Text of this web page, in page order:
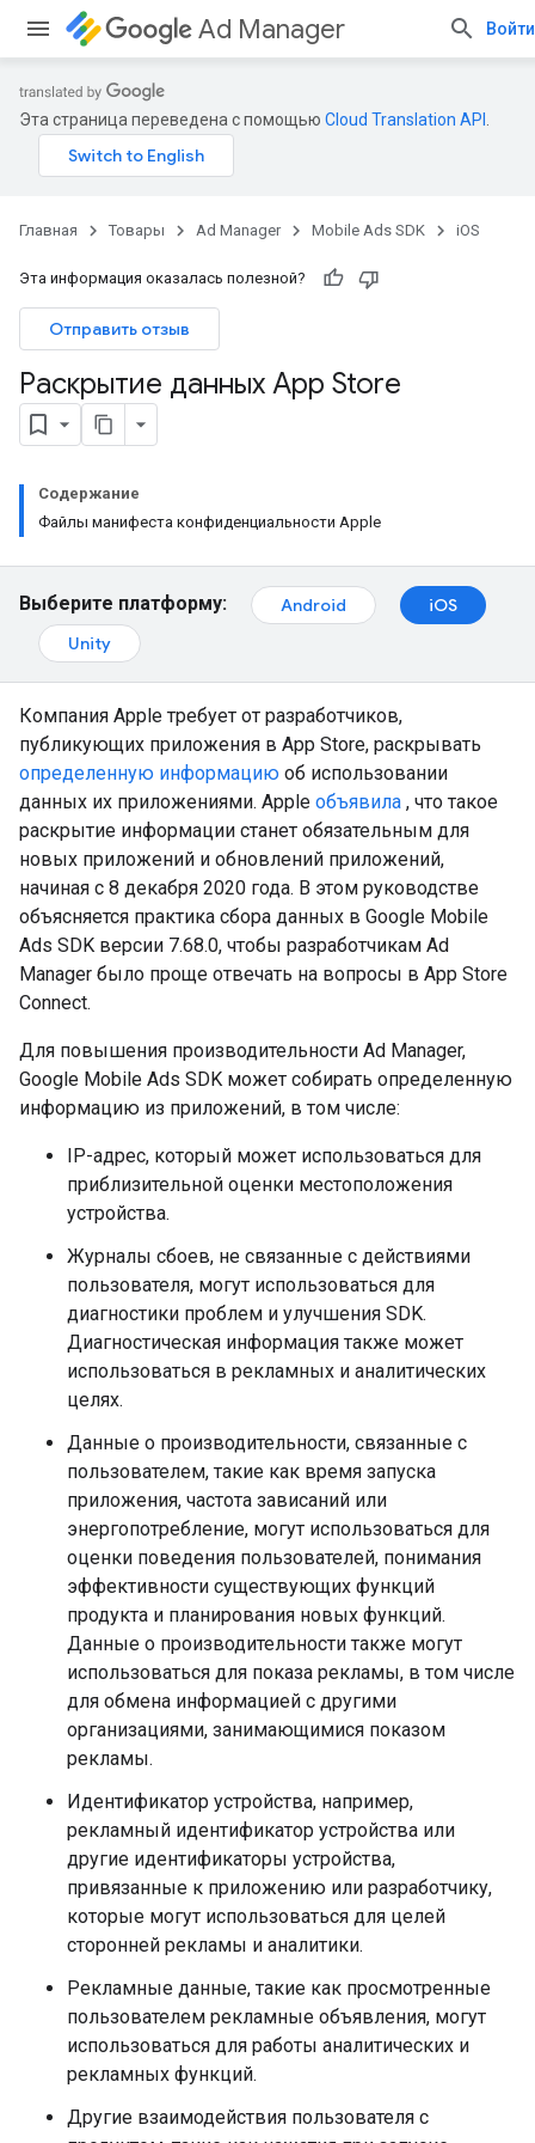
Ad Manager Войти
Эта страница переведена с помощью Cloud Translation API
Главная Товары Ad Manager Mobile Ads SDK iOS
Эта информация оказалась полезной?
Отправить отзыв
Раскрытие данных App Store
Содержание
Файлы манифеста конфиденциальности Apple
Выберите платформу: Android
iOS
Unity
Компания Apple требует от разработчиков,
публикующих приложения в App Store, раскрывать
определенную информацию об использовании
данных их приложениями. Apple объявила , что такое
раскрытие информации станет обязательным для
новых приложений и обновлений приложений,
начиная с 8 декабря 2020 года. В этом руководстве
объясняется практика сбора данных в Google Mobile
Ads SDK версии 7.68.0, чтобы разработчикам Ad
Manager было проще отвечать на вопросы в App Store
Connect.
Для повышения производительности Ad Manager,
Google Mobile Ads SDK может собирать определенную
информацию из приложений, в том числе:
IP-адрес, который может использоваться для
приблизительной оценки местоположения
устройства.
Журналы сбоев, не связанные с действиями
пользователя, могут использоваться для
диагностики проблем и улучшения SDK.
Диагностическая информация также может
использоваться в рекламных и аналитических
целях.
Данные о производительности, связанные с
пользователем, такие как время запуска
приложения, частота зависаний или
энергопотребление, могут использоваться для
оценки поведения пользователей, понимания
эффективности существующих функций
продукта и планирования новых функций.
Данные о производительности также могут
использоваться для показа рекламы, в том числе
для обмена информацией с другими
организациями, занимающимися показом
рекламы.
Идентификатор устройства, например,
рекламный идентификатор устройства или
другие идентификаторы устройства,
привязанные к приложению или разработчику,
которые могут использоваться для целей
сторонней рекламы и аналитики.
Рекламные данные, такие как просмотренные
пользователем рекламные объявления, могут
использоваться для работы аналитических и
рекламных функций.
Другие взаимодействия пользователя с